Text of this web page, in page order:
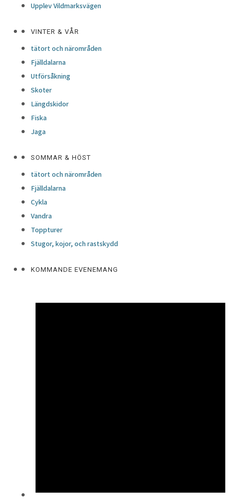
Upplev Vildmarksvägen
VINTER & VÅR
tätort och närområden
Fjälldalarna
Utförsåkning
Skoter
Längdskidor
Fiska
Jaga
SOMMAR & HÖST
tätort och närområden
Fjälldalarna
Cykla
Vandra
Toppturer
Stugor, kojor, och rastskydd
KOMMANDE EVENEMANG